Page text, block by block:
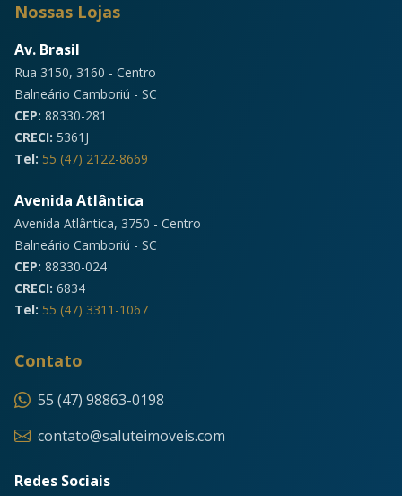
Nossas Lojas
Av. Brasil
Rua 3150, 3160 - Centro
Balneário Camboriú - SC
CEP: 88330-281
CRECI: 5361J
Tel: 55 (47) 2122-8669
Avenida Atlântica
Avenida Atlântica, 3750 - Centro
Balneário Camboriú - SC
CEP: 88330-024
CRECI: 6834
Tel: 55 (47) 3311-1067
Contato
55 (47) 98863-0198
contato@saluteimoveis.com
Redes Sociais